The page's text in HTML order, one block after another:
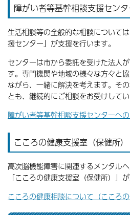
障がい者等基幹相談支援セン
生活相談等の全般的な相談について
援センター」が支援を行います。
センターは市から委託を受けた法人
す。専門機関や地域の様々な方々と
ながら、一緒に解決を考えます。そ
とも、継続的にご相談をお受けしてい
障がい者等基幹相談支援センターへ
こころの健康支援室（保健所）
高次脳機能障害に関連するメンタル
「こころの健康支援室（保健所）」
こころの健康相談について（こころ